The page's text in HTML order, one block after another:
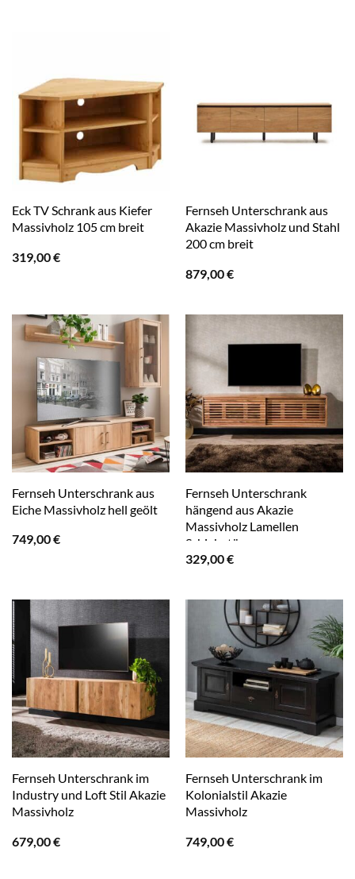
Eck TV Schrank aus Kiefer
Massivholz 105 cm breit
319,00€
Fernseh Unterschrank aus
Akazie Massivholz und Stahl
200 cm breit
879,00€
Fernseh Unterschrank aus
Eiche Massivholz hell geölt
749,00€
Fernseh Unterschrank
hängend aus Akazie
Massivholz Lamellen
Schiebetüren
329,00€
Fernseh Unterschrank im
Industry und Loft Stil Akazie
Massivholz
679,00€
Fernseh Unterschrank im
Kolonialstil Akazie
Massivholz
749,00€